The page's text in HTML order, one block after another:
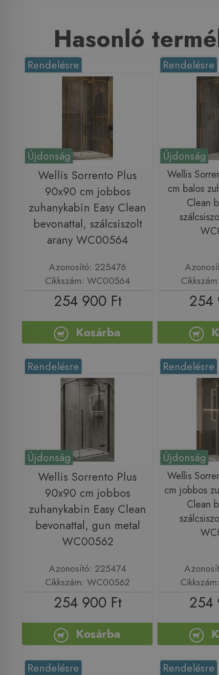
Hasonló
Újdonság
Rendelésre
Wellis Sorrento Plus
90x90 cm jobbos
zuhanykabin Easy Clean
bevonattal, szálcsiszolt
arany WC00564
Azonosító: 225476
Cikkszám: WC00564
254 900 Ft
Kosárba
Újdonság
Rendelésre
Wellis
cm balos
Clean
254
Újdonság
Rendelésre
Wellis Sorrento Plus
90x90 cm jobbos
zuhanykabin Easy Clean
bevonattal, gun metal
WC00562
Azonosító: 225474
Cikkszám: WC00562
254 900 Ft
Kosárba
Újdonság
Rendelésre
Wellis
cm jobbos
Clean
254
Rendelésre Rendelésre